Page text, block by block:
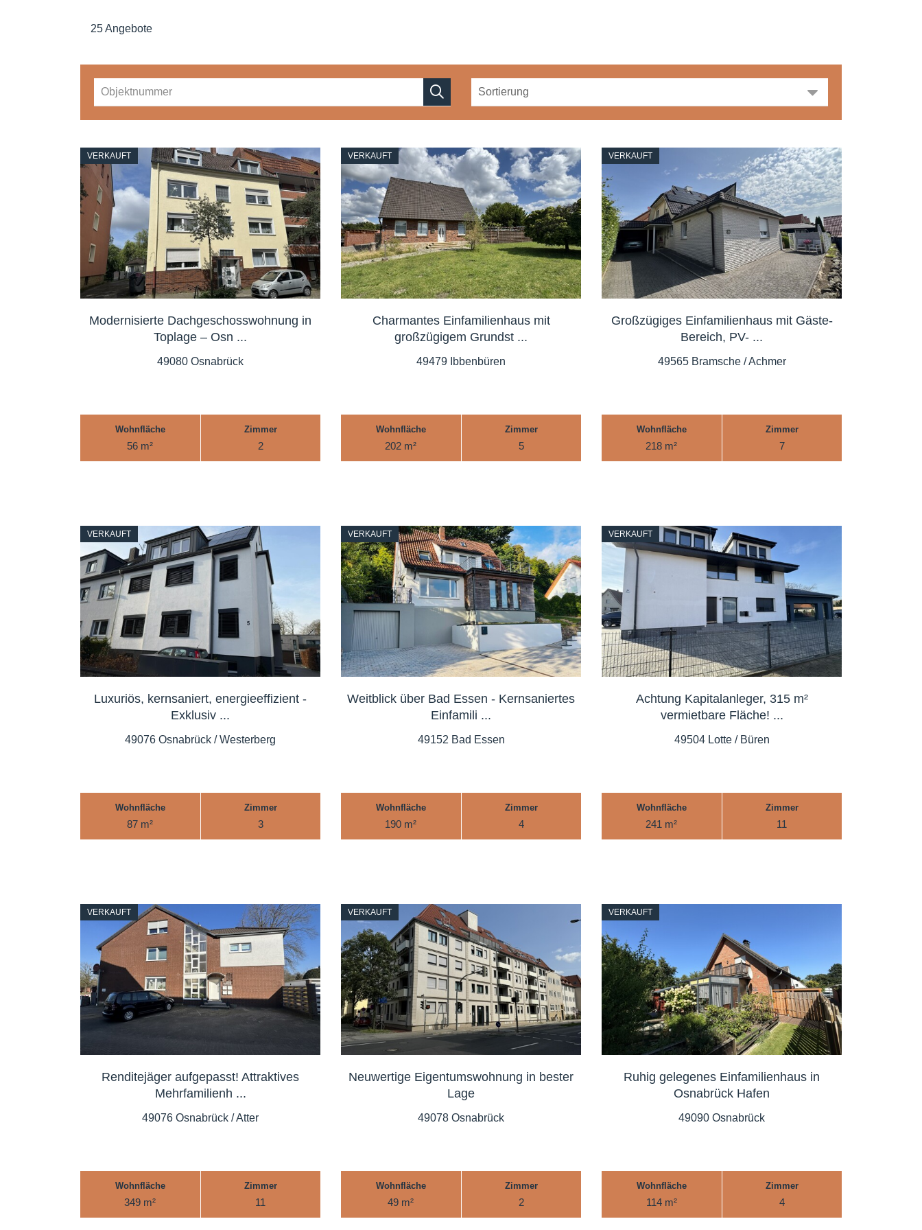
25 Angebote
VERKAUFT
Modernisierte Dachgeschosswohnung in
Toplage – Osn ...
49080 Osnabrück
Wohnfläche
56 m²
Zimmer
2
VERKAUFT
Charmantes Einfamilienhaus mit
großzügigem Grundst ...
49479 Ibbenbüren
Wohnfläche
202 m²
Zimmer
5
VERKAUFT
Großzügiges Einfamilienhaus mit Gäste-
Bereich, PV- ...
49565 Bramsche / Achmer
Wohnfläche
218 m²
Zimmer
7
VERKAUFT
Luxuriös, kernsaniert, energieeffizient -
Exklusiv ...
49076 Osnabrück / Westerberg
Wohnfläche
87 m²
Zimmer
3
VERKAUFT
Weitblick über Bad Essen - Kernsaniertes
Einfamili ...
49152 Bad Essen
Wohnfläche
190 m²
Zimmer
4
VERKAUFT
Achtung Kapitalanleger, 315 m²
vermietbare Fläche! ...
49504 Lotte / Büren
Wohnfläche
241 m²
Zimmer
11
VERKAUFT
Renditejäger aufgepasst! Attraktives
Mehrfamilienh ...
49076 Osnabrück / Atter
Wohnfläche
349 m²
Zimmer
11
VERKAUFT
Neuwertige Eigentumswohnung in bester
Lage
49078 Osnabrück
Wohnfläche
49 m²
Zimmer
2
VERKAUFT
Ruhig gelegenes Einfamilienhaus in
Osnabrück Hafen
49090 Osnabrück
Wohnfläche
114 m²
Zimmer
4